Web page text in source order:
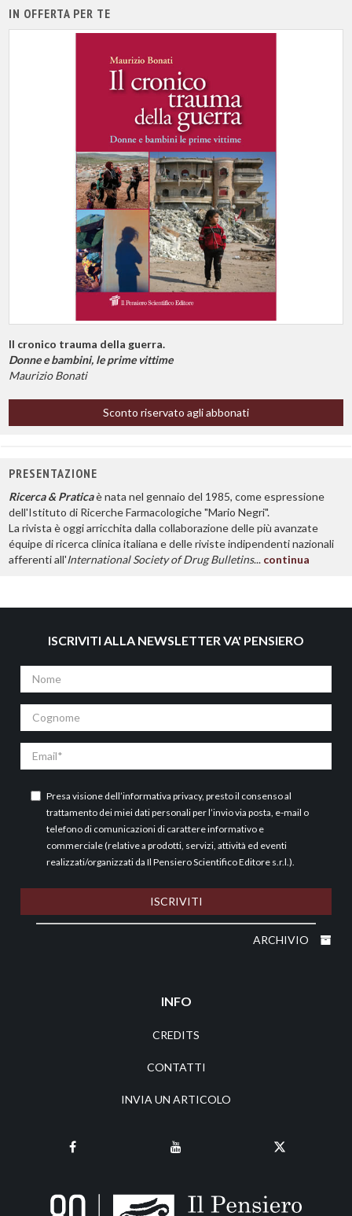
IN OFFERTA PER TE
Il cronico trauma della guerra.
Donne e bambini, le prime vittime
Maurizio Bonati
Sconto riservato agli abbonati
PRESENTAZIONE
Ricerca & Praticaè nata nel gennaio del 1985, come espressione
dell'Istituto di Ricerche Farmacologiche "Mario Negri".
La rivista è oggi arricchita dalla collaborazione delle più avanzate
équipe di ricerca clinica italiana e delle riviste indipendenti nazionali
afferenti all'International Society of Drug Bulletins... continua
ISCRIVITI ALLA NEWSLETTER VA' PENSIERO
Nome
Cognome
Email
Presa visione dell’informativa privacy, presto il consenso al
trattamento dei miei dati personali per l’invio via posta, e-mail o
telefono di comunicazioni di carattere informativo e
commerciale (relative a prodotti, servizi, attività ed eventi
realizzati/organizzati da Il Pensiero Scientifico Editore s.r.l.).
ISCRIVITI
ARCHIVIO
INFO
CREDITS
CONTATTI
INVIA UN ARTICOLO